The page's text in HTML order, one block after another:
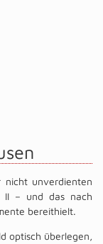
nicht unverdienten
II – und das nach
bereithielt.
optisch überlegen,